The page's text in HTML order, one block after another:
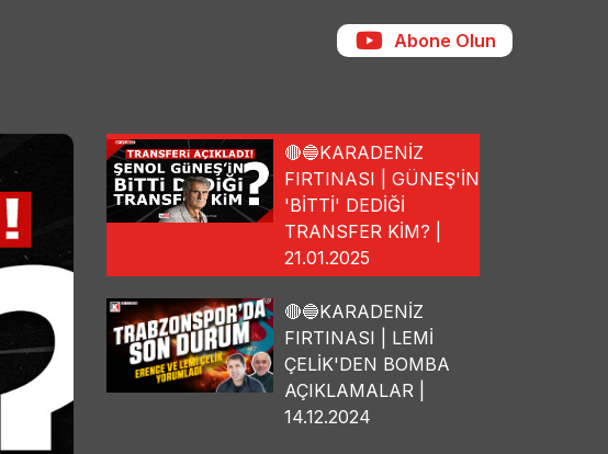
Abone Olun
🔴🔵KARADENİZ
FIRTINASI | GÜNEŞ'İN
'BİTTİ' DEDİĞİ
TRANSFER KİM? |
21.01.2025
🔴🔵KARADENİZ
FIRTINASI | LEMİ
ÇELİK'DEN BOMBA
AÇIKLAMALAR |
14.12.2024